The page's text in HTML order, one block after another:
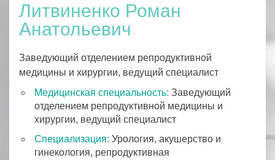
Литвиненко Роман
Анатольевич
Заведующий отделением репродуктивной
медицины и хирургии, ведущий специалист
Медицинская специальность: Заведующий
отделением репродуктивной медицины и
хирургии, ведущий специалист
Специализация: Урология, акушерство и
гинекология, репродуктивная